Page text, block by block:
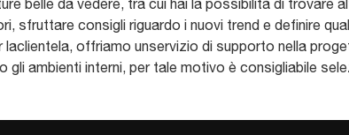
belle da vedere, tra cui hai la possibilità di trovare
sfruttare consigli riguardo i nuovi trend e definire
offriamo unservizio di supporto nella
gli ambienti interni, per tale motivo è consigliabile